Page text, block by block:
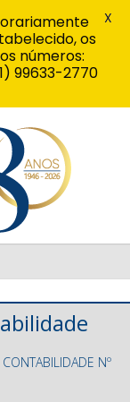
CONTABILIDADE Nº
os
números:
99633-2770
X